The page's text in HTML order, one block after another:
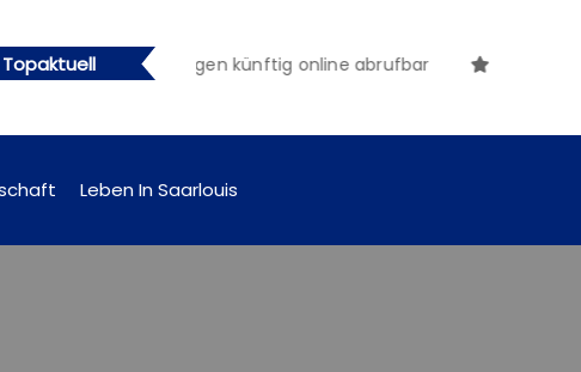
Topaktuell
Bekanntmachungen künftig online abrufbar
Leben In Saarlouis